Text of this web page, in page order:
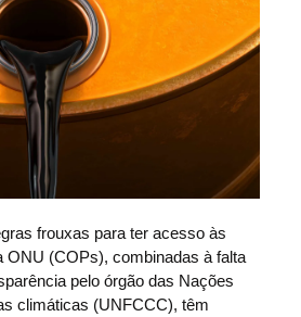
frouxas para ter acesso às
ONU (COPs), combinadas à falta
pelo órgão das Nações
climáticas (UNFCCC), têm